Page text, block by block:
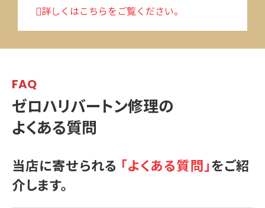
配送
に同意していただけましたら、修理開始です。
ご返却
ーツケースを発送します（最短でお預かり当日）。なお修
理代金が合計1万円以上の場合、返送料と代引き手数料は当
詳しくはこちらをご覧ください。
FAQ
ゼロハリバートン修理の
よくある質問
当店に寄せられる 「よくある質問」をご紹
介します。